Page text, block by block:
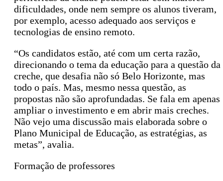
dificuldades, onde nem sempre os alunos tiveram,
por exemplo, acesso adequado aos serviços e
tecnologias de ensino remoto.
“Os candidatos estão, até com um certa razão,
direcionando o tema da educação para a questão da
creche, que desafia não só Belo Horizonte, mas
todo o país. Mas, mesmo nessa questão, as
propostas não são aprofundadas. Se fala em apenas
ampliar o investimento e em abrir mais creches.
Não vejo uma discussão mais elaborada sobre o
Plano Municipal de Educação, as estratégias, as
metas”, avalia.
Formação de professores